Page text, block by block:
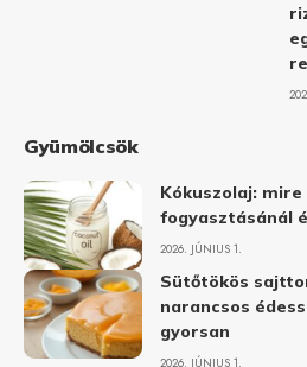
Gyümölcsök
Kókuszolaj:
fogyasztásánál
2026. JÚNIUS 1.
Sütőtökös
narancsos
gyorsan
2026. JÚNIUS 1.